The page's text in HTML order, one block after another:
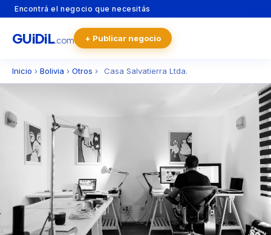
Encontrá el negocio que necesitás
GUiDiL.com + Publicar negocio
Inicio › Bolivia › Otros › Casa Salvatierra Ltda.